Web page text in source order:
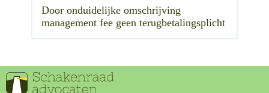
Door onduidelijke omschrijving
management fee geen terugbetalingsplicht